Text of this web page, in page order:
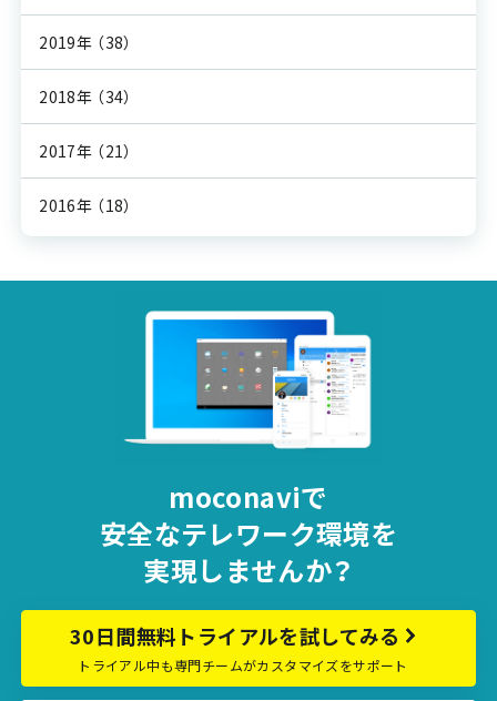
2019年 （38）
2018年 （34）
2017年 （21）
2016年 （18）
moconaviで
安全なテレワーク環境を
実現しませんか？
30日間無料トライアルを試してみる
トライアル中も専門チームがカスタマイズをサポート